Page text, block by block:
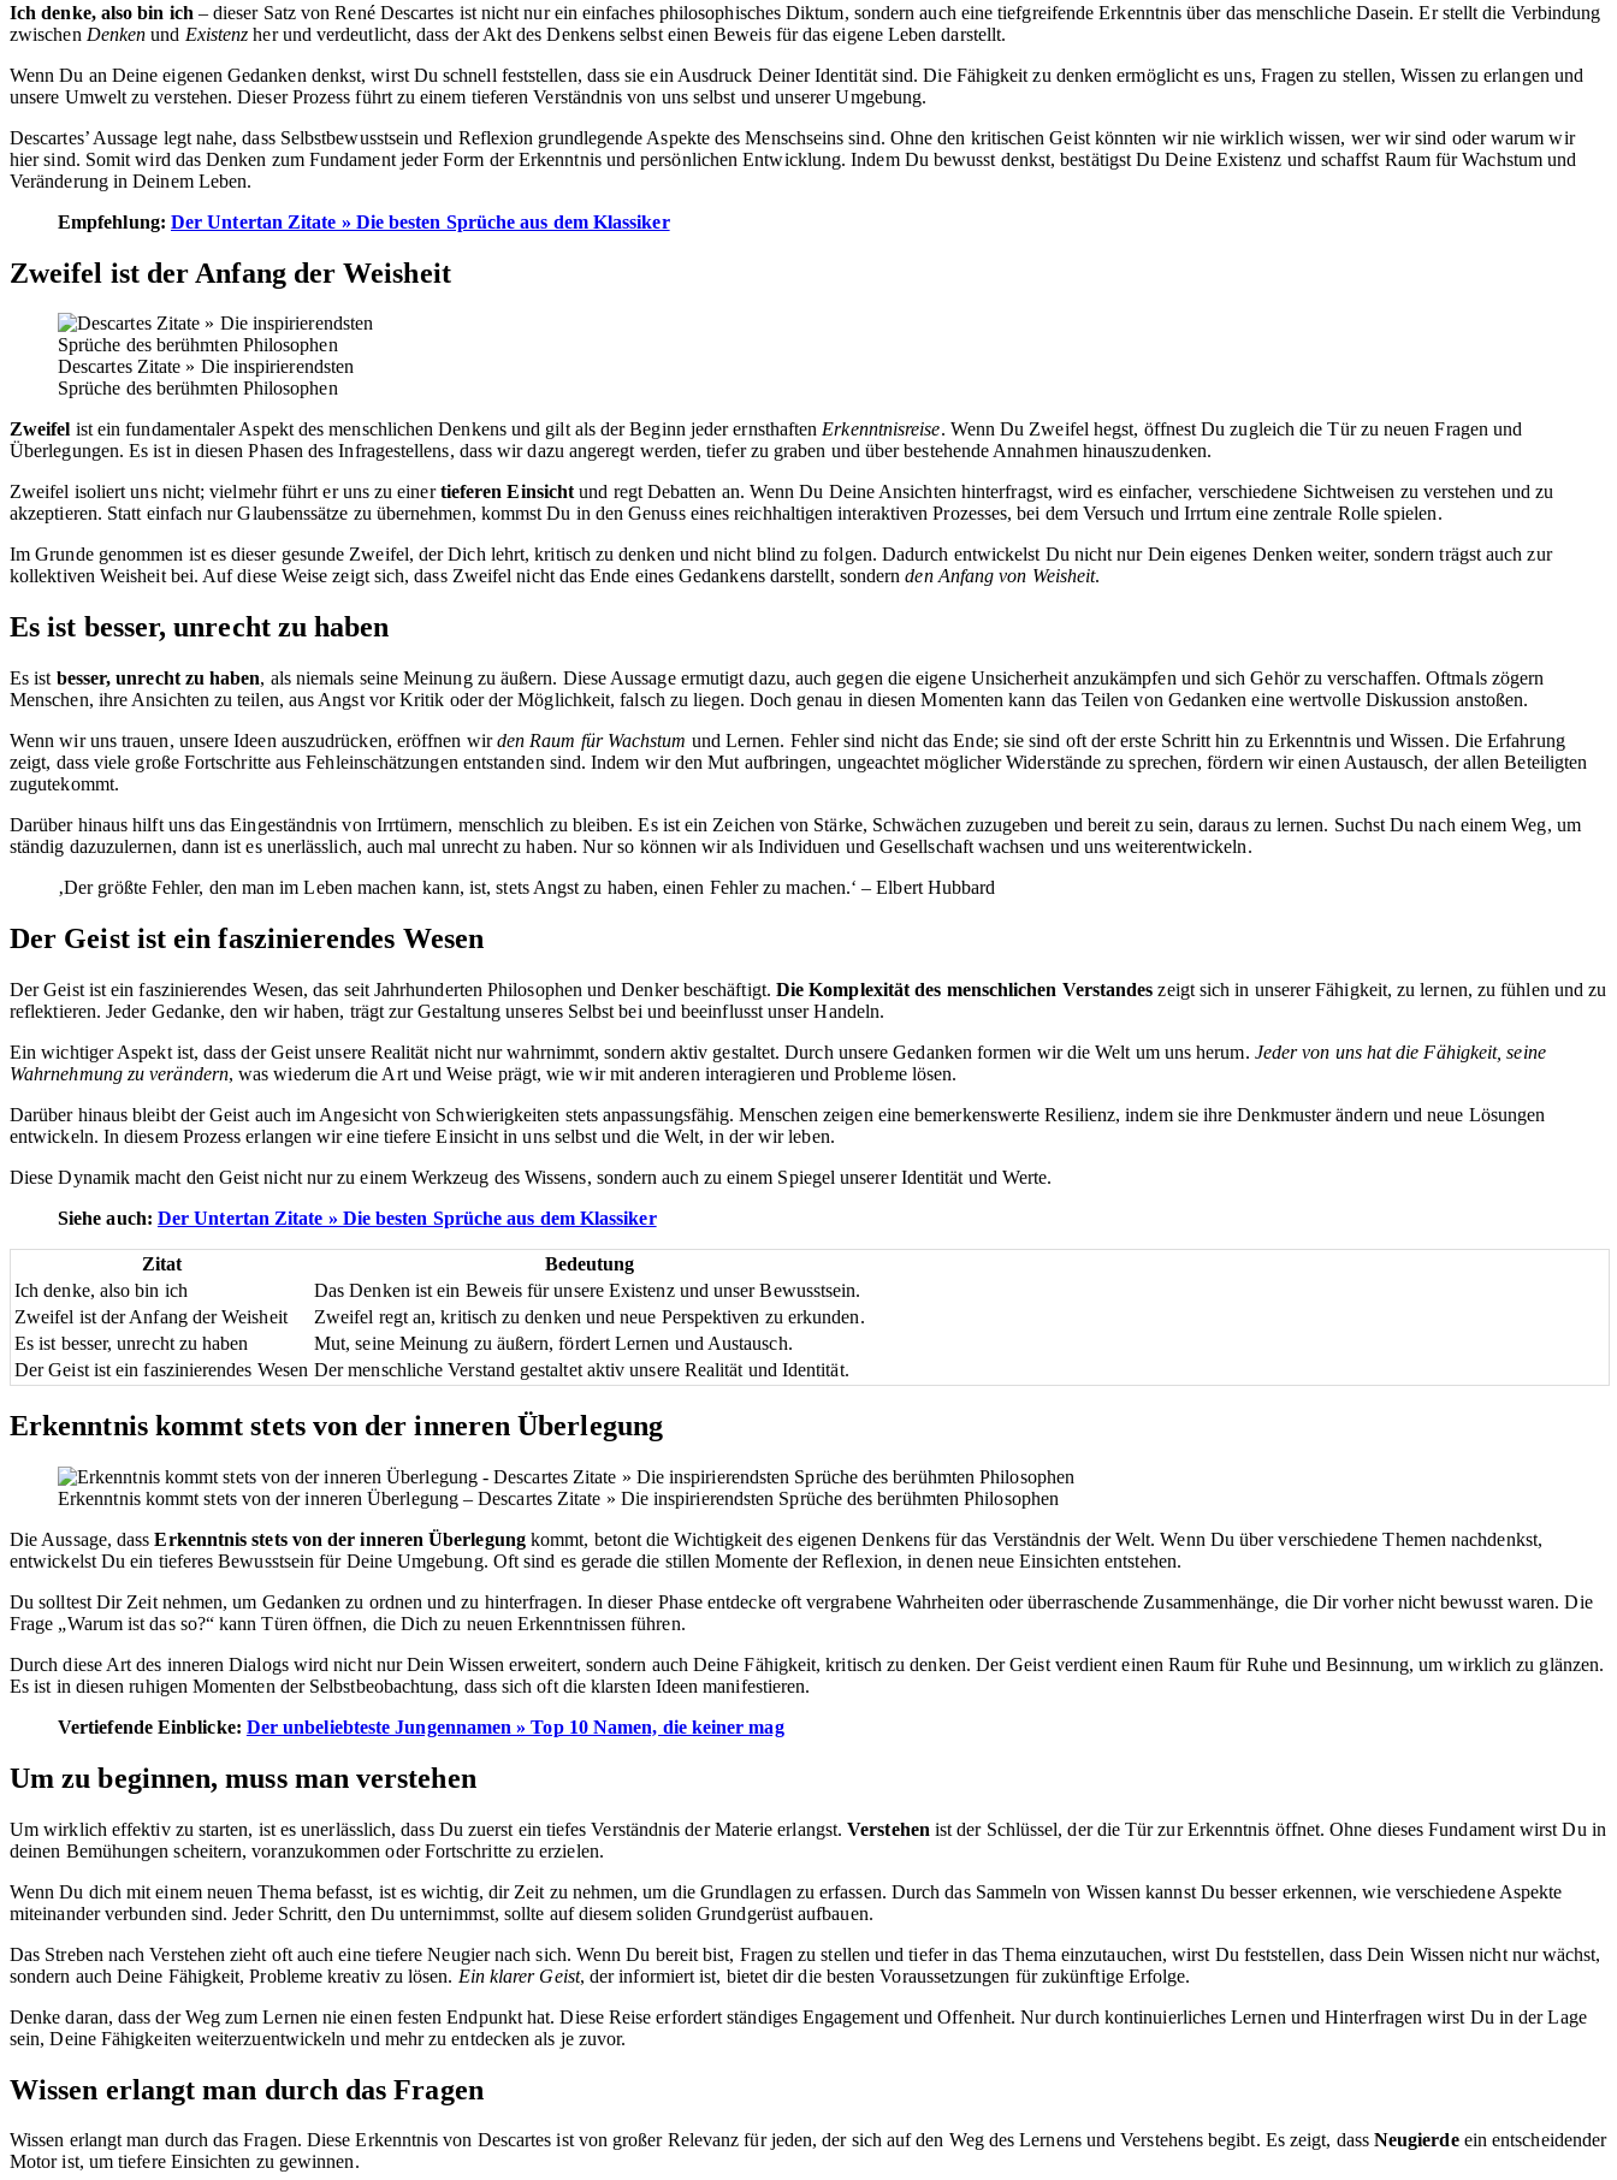
Ich denke, also bin ich – dieser Satz von René Descartes ist nicht nur ein einfaches philosophisches Diktum, sondern auch eine tiefgreifende Erkenntnis über das menschliche Dasein. Er stellt die Verbindung
zwischen Denken und Existenz her und verdeutlicht, dass der Akt des Denkens selbst einen Beweis für das eigene Leben darstellt.
Wenn Du an Deine eigenen Gedanken denkst, wirst Du schnell feststellen, dass sie ein Ausdruck Deiner Identität sind. Die Fähigkeit zu denken ermöglicht es uns, Fragen zu stellen, Wissen zu erlangen und
unsere Umwelt zu verstehen. Dieser Prozess führt zu einem tieferen Verständnis von uns selbst und unserer Umgebung.
Descartes’ Aussage legt nahe, dass Selbstbewusstsein und Reflexion grundlegende Aspekte des Menschseins sind. Ohne den kritischen Geist könnten wir nie wirklich wissen, wer wir sind oder warum wir
hier sind. Somit wird das Denken zum Fundament jeder Form der Erkenntnis und persönlichen Entwicklung. Indem Du bewusst denkst, bestätigst Du Deine Existenz und schaffst Raum für Wachstum und
Veränderung in Deinem Leben.
Empfehlung: Der Untertan Zitate » Die besten Sprüche aus dem Klassiker
Zweifel ist der Anfang der Weisheit
Descartes Zitate » Die inspirierendsten
Sprüche des berühmten Philosophen
Zweifel ist ein fundamentaler Aspekt des menschlichen Denkens und gilt als der Beginn jeder ernsthaftenErkenntnisreise. Wenn Du Zweifel hegst, öffnest Du zugleich die Tür zu neuen Fragen und
Überlegungen. Es ist in diesen Phasen des Infragestellens, dass wir dazu angeregt werden, tiefer zu graben und über bestehende Annahmen hinauszudenken.
Zweifel isoliert uns nicht; vielmehr führt er uns zu einertieferen Einsichtund regt Debatten an. Wenn Du Deine Ansichten hinterfragst, wird es einfacher, verschiedene Sichtweisen zu verstehen und zu
akzeptieren. Statt einfach nur Glaubenssätze zu übernehmen, kommst Du in den Genuss eines reichhaltigen interaktiven Prozesses, bei dem Versuch und Irrtum eine zentrale Rolle spielen.
Im Grunde genommen ist es dieser gesunde Zweifel, der Dich lehrt, kritisch zu denken und nicht blind zu folgen. Dadurch entwickelst Du nicht nur Dein eigenes Denken weiter, sondern trägst auch zur
kollektiven Weisheit bei. Auf diese Weise zeigt sich, dass Zweifel nicht das Ende eines Gedankens darstellt, sondernden Anfang von Weisheit.
Es ist besser, unrecht zu haben
Es ist besser, unrecht zu haben, als niemals seine Meinung zu äußern. Diese Aussage ermutigt dazu, auch gegen die eigene Unsicherheit anzukämpfen und sich Gehör zu verschaffen. Oftmals zögern
Menschen, ihre Ansichten zu teilen, aus Angst vor Kritik oder der Möglichkeit, falsch zu liegen. Doch genau in diesen Momenten kann das Teilen von Gedanken eine wertvolle Diskussion anstoßen.
Wenn wir uns trauen, unsere Ideen auszudrücken, eröffnen wirden Raum für Wachstum und Lernen. Fehler sind nicht das Ende; sie sind oft der erste Schritt hin zu Erkenntnis und Wissen. Die Erfahrung
zeigt, dass viele große Fortschritte aus Fehleinschätzungen entstanden sind. Indem wir den Mut aufbringen, ungeachtet möglicher Widerstände zu sprechen, fördern wir einen Austausch, der allen Beteiligten
zugutekommt.
Darüber hinaus hilft uns das Eingeständnis von Irrtümern, menschlich zu bleiben. Es ist ein Zeichen von Stärke, Schwächen zuzugeben und bereit zu sein, daraus zu lernen. Suchst Du nach einem Weg, um
ständig dazuzulernen, dann ist es unerlässlich, auch mal unrecht zu haben. Nur so können wir als Individuen und Gesellschaft wachsen und uns weiterentwickeln.
‚Der größte Fehler, den man im Leben machen kann, ist, stets Angst zu haben, einen Fehler zu machen.‘ – Elbert Hubbard
Der Geist ist ein faszinierendes Wesen
Der Geist ist ein faszinierendes Wesen, das seit Jahrhunderten Philosophen und Denker beschäftigt. Die Komplexität des menschlichen Verstandes zeigt sich in unserer Fähigkeit, zu lernen, zu fühlen und zu
reflektieren. Jeder Gedanke, den wir haben, trägt zur Gestaltung unseres Selbst bei und beeinflusst unser Handeln.
Ein wichtiger Aspekt ist, dass der Geist unsere Realität nicht nur wahrnimmt, sondern aktiv gestaltet. Durch unsere Gedanken formen wir die Welt um uns herum. Jeder von uns hat die Fähigkeit, seine
Wahrnehmung zu verändern, was wiederum die Art und Weise prägt, wie wir mit anderen interagieren und Probleme lösen.
Darüber hinaus bleibt der Geist auch im Angesicht von Schwierigkeiten stets anpassungsfähig. Menschen zeigen eine bemerkenswerte Resilienz, indem sie ihre Denkmuster ändern und neue Lösungen
entwickeln. In diesem Prozess erlangen wir eine tiefere Einsicht in uns selbst und die Welt, in der wir leben.
Diese Dynamik macht den Geist nicht nur zu einem Werkzeug des Wissens, sondern auch zu einem Spiegel unserer Identität und Werte.
Siehe auch: Der Untertan Zitate » Die besten Sprüche aus dem Klassiker
Zitat
Bedeutung
Ich denke, also bin ich
Das Denken ist ein Beweis für unsere Existenz und unser Bewusstsein.
Zweifel ist der Anfang der Weisheit
Zweifel regt an, kritisch zu denken und neue Perspektiven zu erkunden.
Es ist besser, unrecht zu haben
Mut, seine Meinung zu äußern, fördert Lernen und Austausch.
Der Geist ist ein faszinierendes Wesen Der menschliche Verstand gestaltet aktiv unsere Realität und Identität.
Erkenntnis kommt stets von der inneren Überlegung
Erkenntnis kommt stets von der inneren Überlegung – Descartes Zitate » Die inspirierendsten Sprüche des berühmten Philosophen
Die Aussage, dassErkenntnis stets von der inneren Überlegungkommt, betont die Wichtigkeit des eigenen Denkens für das Verständnis der Welt. Wenn Du über verschiedene Themen nachdenkst,
entwickelst Du ein tieferes Bewusstsein für Deine Umgebung. Oft sind es gerade die stillen Momente der Reflexion, in denen neue Einsichten entstehen.
Du solltest Dir Zeit nehmen, um Gedanken zu ordnen und zu hinterfragen. In dieser Phase entdecke oft vergrabene Wahrheiten oder überraschende Zusammenhänge, die Dir vorher nicht bewusst waren. Die
Frage „Warum ist das so?“ kann Türen öffnen, die Dich zu neuen Erkenntnissen führen.
Durch diese Art des inneren Dialogs wird nicht nur Dein Wissen erweitert, sondern auch Deine Fähigkeit, kritisch zu denken. Der Geist verdient einen Raum für Ruhe und Besinnung, um wirklich zu glänzen.
Es ist in diesen ruhigen Momenten der Selbstbeobachtung, dass sich oft die klarsten Ideen manifestieren.
Vertiefende Einblicke: Der unbeliebteste Jungennamen » Top 10 Namen, die keiner mag
Um zu beginnen, muss man verstehen
Um wirklich effektiv zu starten, ist es unerlässlich, dass Du zuerst ein tiefes Verständnis der Materie erlangst.Verstehen ist der Schlüssel, der die Tür zur Erkenntnis öffnet. Ohne dieses Fundament wirst Du in
deinen Bemühungen scheitern, voranzukommen oder Fortschritte zu erzielen.
Wenn Du dich mit einem neuen Thema befasst, ist es wichtig, dir Zeit zu nehmen, um die Grundlagen zu erfassen. Durch das Sammeln von Wissen kannst Du besser erkennen, wie verschiedene Aspekte
miteinander verbunden sind. Jeder Schritt, den Du unternimmst, sollte auf diesem soliden Grundgerüst aufbauen.
Das Streben nach Verstehen zieht oft auch eine tiefere Neugier nach sich. Wenn Du bereit bist, Fragen zu stellen und tiefer in das Thema einzutauchen, wirst Du feststellen, dass Dein Wissen nicht nur wächst,
sondern auch Deine Fähigkeit, Probleme kreativ zu lösen. Ein klarer Geist, der informiert ist, bietet dir die besten Voraussetzungen für zukünftige Erfolge.
Denke daran, dass der Weg zum Lernen nie einen festen Endpunkt hat. Diese Reise erfordert ständiges Engagement und Offenheit. Nur durch kontinuierliches Lernen und Hinterfragen wirst Du in der Lage
sein, Deine Fähigkeiten weiterzuentwickeln und mehr zu entdecken als je zuvor.
Wissen erlangt man durch das Fragen
Wissen erlangt man durch das Fragen. Diese Erkenntnis von Descartes ist von großer Relevanz für jeden, der sich auf den Weg des Lernens und Verstehens begibt. Es zeigt, dass Neugierdeein entscheidender
Motor ist, um tiefere Einsichten zu gewinnen.